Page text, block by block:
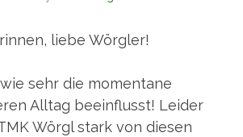
liebe Wörgler!
sehr die momentane
Alltag beeinflusst! Leider
Wörgl stark von diesen